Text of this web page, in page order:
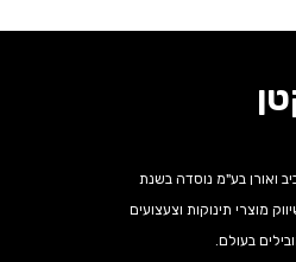
ואורן בע"מ נוסדה בשנת
מוצרי תינוקות וצעצועים
בעולם.